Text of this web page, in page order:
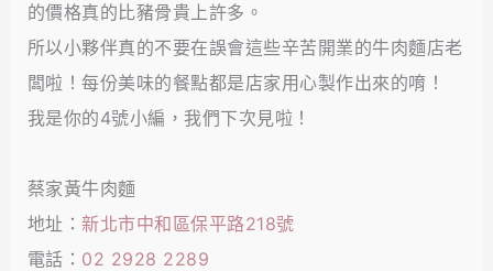
的價格真的比豬骨貴上許多。
所以小夥伴真的不要在誤會這些辛苦開業的牛肉麵店老
闆啦！每份美味的餐點都是店家用心製作出來的唷！
我是你的4號小編，我們下次見啦！
蔡家黃牛肉麵
地址：新北市中和區保平路218號
電話： 02 2928 2289